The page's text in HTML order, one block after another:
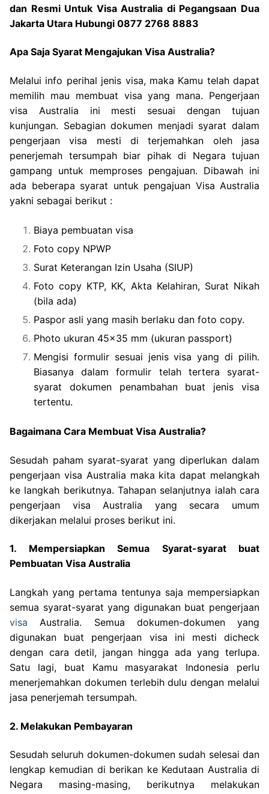
dan Resmi Untuk Visa Australia di Pegangsaan Dua
Jakarta Utara Hubungi 0877 2768 8883
Apa Saja Syarat Mengajukan Visa Australia?
Melalui info perihal jenis visa, maka Kamu telah dapat
memilih mau membuat visa yang mana. Pengerjaan
visa Australia ini mesti sesuai dengan tujuan
kunjungan. Sebagian dokumen menjadi syarat dalam
pengerjaan visa mesti di terjemahkan oleh jasa
penerjemah tersumpah biar pihak di Negara tujuan
gampang untuk memproses pengajuan. Dibawah ini
ada beberapa syarat untuk pengajuan Visa Australia
yakni sebagai berikut :
Biaya pembuatan visa
Foto copy NPWP
Surat Keterangan Izin Usaha (SIUP)
Foto copy KTP, KK, Akta Kelahiran, Surat Nikah
(bila ada)
Paspor asli yang masih berlaku dan foto copy.
Photo ukuran 45×35 mm (ukuran passport)
Mengisi formulir sesuai jenis visa yang di pilih.
Biasanya dalam formulir telah tertera syarat-
syarat dokumen penambahan buat jenis visa
tertentu.
Bagaimana Cara Membuat Visa Australia?
Sesudah paham syarat-syarat yang diperlukan dalam
pengerjaan visa Australia maka kita dapat melangkah
ke langkah berikutnya. Tahapan selanjutnya ialah cara
pengerjaan visa Australia yang secara umum
dikerjakan melalui proses berikut ini.
1. Mempersiapkan Semua Syarat-syarat buat
Pembuatan Visa Australia
Langkah yang pertama tentunya saja mempersiapkan
semua syarat-syarat yang digunakan buat pengerjaan
visa Australia. Semua dokumen-dokumen yang
digunakan buat pengerjaan visa ini mesti dicheck
dengan cara detil, jangan hingga ada yang terlupa.
Satu lagi, buat Kamu masyarakat Indonesia perlu
menerjemahkan dokumen terlebih dulu dengan melalui
jasa penerjemah tersumpah.
2. Melakukan Pembayaran
Sesudah seluruh dokumen-dokumen sudah selesai dan
lengkap kemudian di berikan ke Kedutaan Australia di
Negara masing-masing, berikutnya melakukan